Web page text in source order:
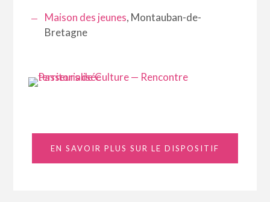
Maison des jeunes, Montauban-de-
Bretagne
EN SAVOIR PLUS SUR LE DISPOSITIF